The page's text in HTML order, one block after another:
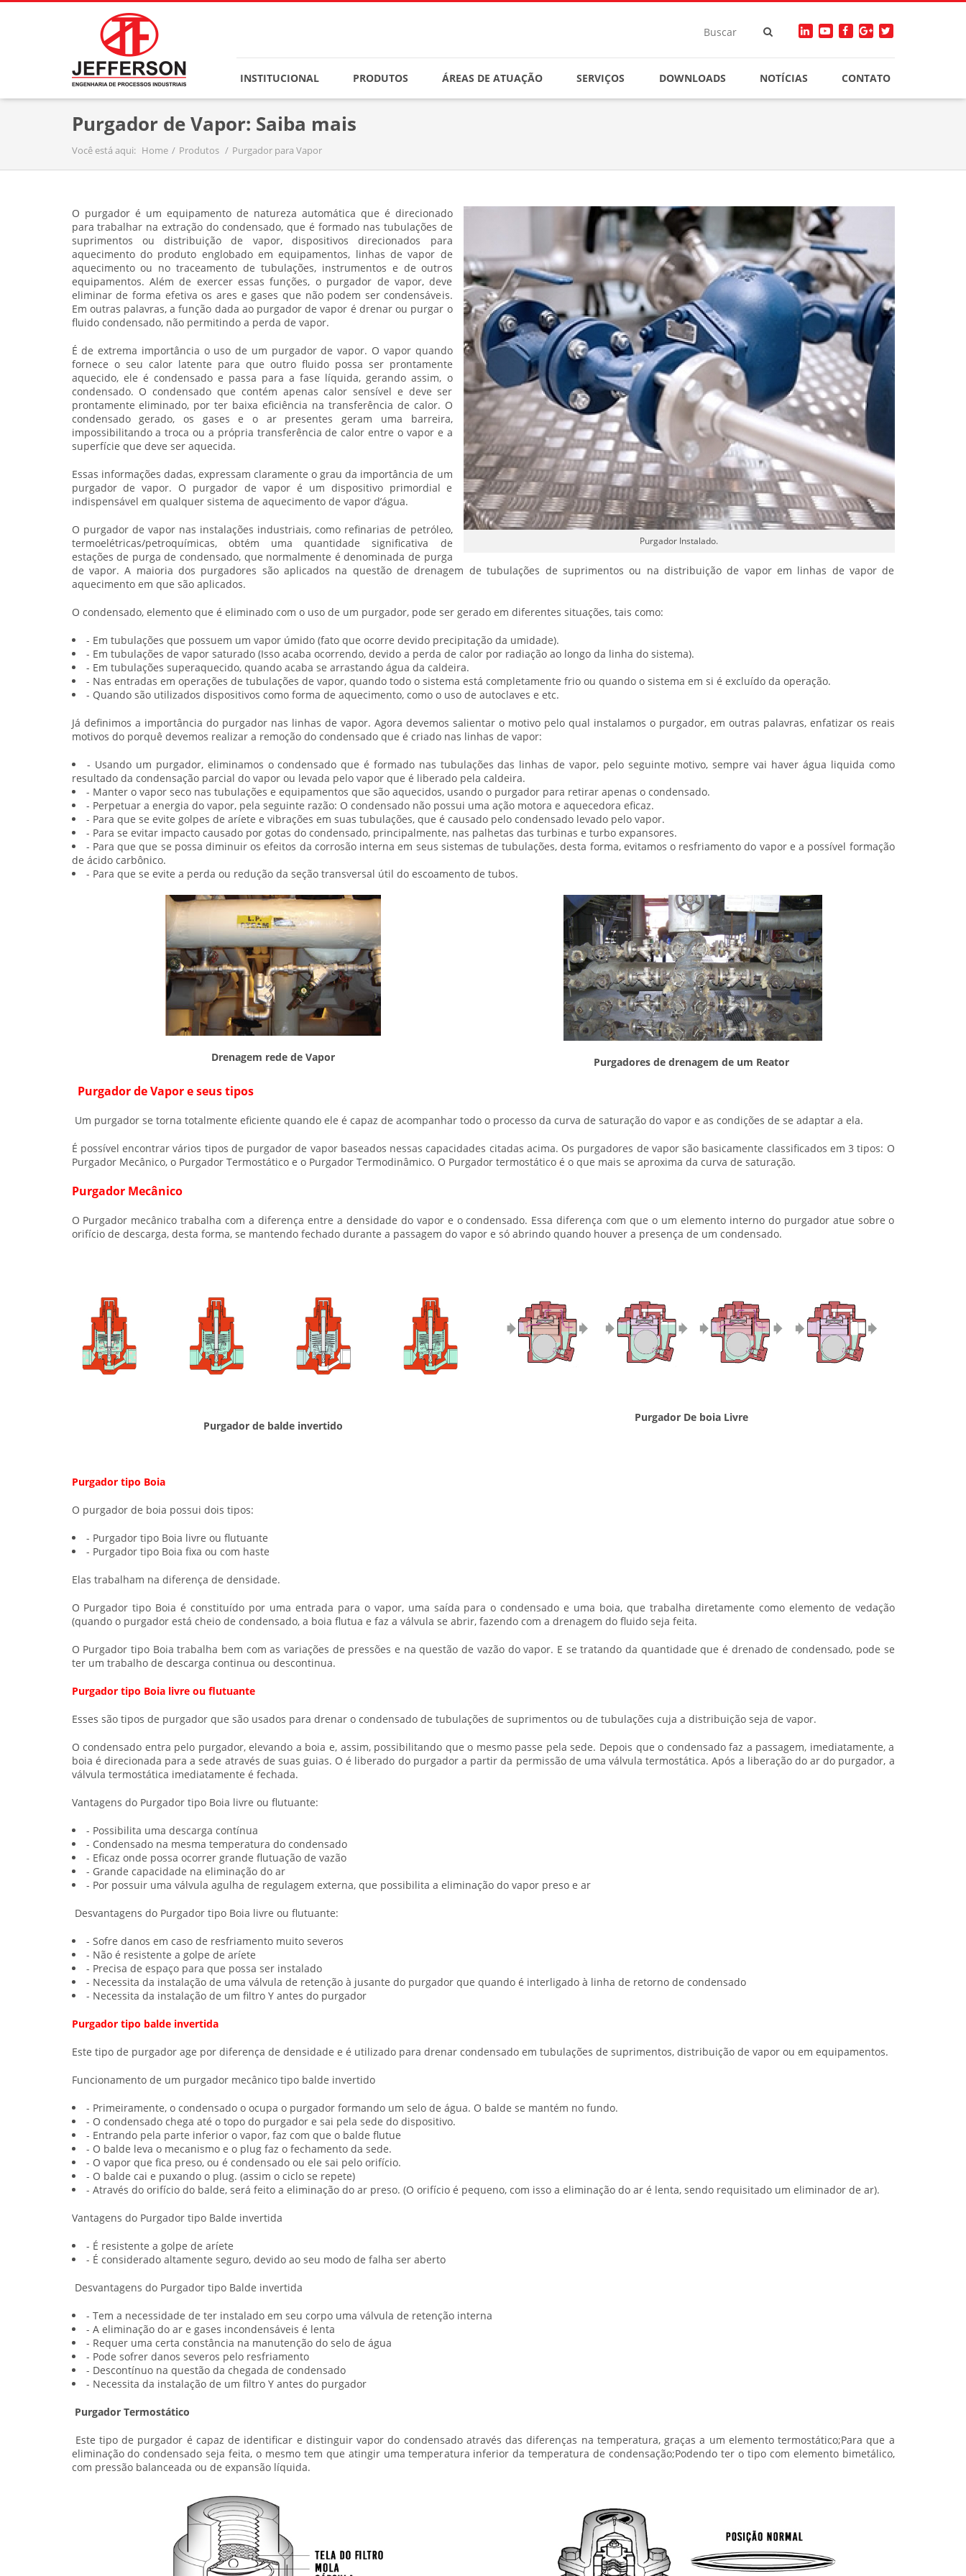
INSTITUCIONAL PRODUTOS ÁREAS DE ATUAÇÃO SERVIÇOS DOWNLOADS NOTÍCIAS CONTATO
Purgador de Vapor: Saiba mais
Você está aqui: Home Produtos Purgador para Vapor
Purgador Instalado.
O purgadoré um equipamento de natureza automática que é direcionado
para trabalhar na extração do condensado, que é formado nas tubulações de
suprimentos ou distribuição de vapor, dispositivos direcionados para
aquecimento do produto englobado em equipamentos, linhas de vapor de
aquecimento ou no traceamento de tubulações, instrumentos e de outros
equipamentos. Além de exercer essas funções, o purgador de vapor, deve
eliminar de forma efetiva os ares e gases que não podem ser condensáveis.
Em outras palavras, a função dada ao purgador de vapor é drenar ou purgar o
fluido condensado, não permitindo a perda de vapor.
É de extrema importância o uso de um purgador de vapor. O vapor quando
fornece o seu calor latente para que outro fluido possa ser prontamente
aquecido, ele é condensado e passa para a fase líquida, gerando assim, o
condensado. O condensado que contém apenas calor sensível e deve ser
prontamente eliminado, por ter baixa eficiência na transferência de calor. O
condensado gerado, os gases e o ar presentes geram uma barreira,
impossibilitando a troca ou a própria transferência de calor entre o vapor e a
superfície que deve ser aquecida.
Essas informações dadas, expressam claramente o grau da importância de um
purgador de vapor. O purgador de vapor é um dispositivo primordial e
indispensável em qualquer sistema de aquecimento de vapor d’água.
O purgador de vapornas instalações industriais, como refinarias de petróleo,
termoelétricas/petroquímicas, obtém uma quantidade significativa de
estações de purga de condensado, que normalmente é denominada de purga
de vapor. A maioria dos purgadores são aplicados na questão de drenagem de tubulações de suprimentos ou na distribuição de vapor em linhas de vapor de
aquecimento em que são aplicados.
O condensado, elemento que é eliminado com o uso de um purgador, pode ser gerado em diferentes situações, tais como:
- Em tubulações que possuem um vapor úmido (fato que ocorre devido precipitação da umidade).
- Em tubulações de vapor saturado (Isso acaba ocorrendo, devido a perda de calor por radiação ao longo da linha do sistema).
- Em tubulações superaquecido, quando acaba se arrastando água da caldeira.
- Nas entradas em operações de tubulações de vapor, quando todo o sistema está completamente frio ou quando o sistema em si é excluído da operação.
- Quando são utilizados dispositivos como forma de aquecimento, como o uso de autoclaves e etc.
Já definimos a importância do purgador nas linhas de vapor. Agora devemos salientar o motivo pelo qual instalamos o purgador, em outras palavras, enfatizar os reais
motivos do porquê devemos realizar a remoção do condensado que é criado nas linhas de vapor:
- Usando um purgador, eliminamos o condensado que é formado nas tubulações das linhas de vapor, pelo seguinte motivo, sempre vai haver água liquida como
resultado da condensação parcial do vapor ou levada pelo vapor que é liberado pela caldeira.
- Manter o vapor seco nas tubulações e equipamentos que são aquecidos, usando o purgador para retirar apenas o condensado.
- Perpetuar a energia do vapor, pela seguinte razão: O condensado não possui uma ação motora e aquecedora eficaz.
- Para que se evite golpes de aríete e vibrações em suas tubulações, que é causado pelo condensado levado pelo vapor.
- Para se evitar impacto causado por gotas do condensado, principalmente, nas palhetas das turbinas e turbo expansores.
- Para que que se possa diminuir os efeitos da corrosão interna em seus sistemas de tubulações, desta forma, evitamos o resfriamento do vapor e a possível formação
de ácido carbônico.
- Para que se evite a perda ou redução da seção transversal útil do escoamento de tubos.
Drenagem rede de Vapor Purgadores de drenagem de um Reator
Purgador de Vapor e seus tipos
Um purgador se torna totalmente eficiente quando ele é capaz de acompanhar todo o processo da curva de saturação do vapor e as condições de se adaptar a ela.
É possível encontrar vários tipos de purgador de vapor baseados nessas capacidades citadas acima. Os purgadores de vapor são basicamente classificados em 3 tipos: O
Purgador Mecânico, o Purgador Termostático e o Purgador Termodinâmico. O Purgador termostático é o que mais se aproxima da curva de saturação.
Purgador Mecânico
O Purgador mecânico trabalha com a diferença entre a densidade do vapor e o condensado. Essa diferença com que o um elemento interno do purgador atue sobre o
orifício de descarga, desta forma, se mantendo fechado durante a passagem do vapor e só abrindo quando houver a presença de um condensado.
Purgador de balde invertido
Purgador De boia Livre
Purgador tipo Boia
O purgadorde boia possui dois tipos:
- Purgadortipo Boia livre ou flutuante
- Purgadortipo Boia fixa ou com haste
Elas trabalham na diferença de densidade.
O Purgador tipo Boia é constituído por uma entrada para o vapor, uma saída para o condensado e uma boia, que trabalha diretamente como elemento de vedação
(quando o purgador está cheio de condensado, a boia flutua e faz a válvula se abrir, fazendo com a drenagem do fluido seja feita.
O Purgador tipo Boia trabalha bem com as variações de pressões e na questão de vazão do vapor. E se tratando da quantidade que é drenado de condensado, pode se
ter um trabalho de descarga continua ou descontinua.
Purgador tipo Boia livre ou flutuante
Esses são tipos de purgador que são usados para drenar o condensado de tubulações de suprimentos ou de tubulações cuja a distribuição seja de vapor.
O condensado entra pelo purgador, elevando a boia e, assim, possibilitando que o mesmo passe pela sede. Depois que o condensado faz a passagem, imediatamente, a
boia é direcionada para a sede através de suas guias. O é liberado do purgadora partir da permissão de uma válvula termostática. Após a liberação do ar do purgador, a
válvula termostática imediatamente é fechada.
Vantagens do Purgadortipo Boia livre ou flutuante:
- Possibilita uma descarga contínua
- Condensado na mesma temperatura do condensado
- Eficaz onde possa ocorrer grande flutuação de vazão
- Grande capacidade na eliminação do ar
- Por possuir uma válvula agulha de regulagem externa, que possibilita a eliminação do vapor preso e ar
Desvantagens do Purgadortipo Boia livre ou flutuante:
- Sofre danos em caso de resfriamento muito severos
- Não é resistente a golpe de aríete
- Precisa de espaço para que possa ser instalado
- Necessita da instalação de uma válvula de retenção à jusante do purgador que quando é interligado à linha de retorno de condensado
- Necessita da instalação de um filtro Y antes do purgador
Purgador tipo balde invertida
Este tipo de purgador age por diferença de densidade e é utilizado para drenar condensado em tubulações de suprimentos, distribuição de vapor ou em equipamentos.
Funcionamento de um purgadormecânico tipo balde invertido
- Primeiramente, o condensado o ocupa o purgador formando um selo de água. O balde se mantém no fundo.
- O condensado chega até o topo do purgador e sai pela sede do dispositivo.
- Entrando pela parte inferior o vapor, faz com que o balde flutue
- O balde leva o mecanismo e o plug faz o fechamento da sede.
- O vapor que fica preso, ou é condensado ou ele sai pelo orifício.
- O balde cai e puxando o plug. (assim o ciclo se repete)
- Através do orifício do balde, será feito a eliminação do ar preso. (O orifício é pequeno, com isso a eliminação do ar é lenta, sendo requisitado um eliminador de ar).
Vantagens do Purgadortipo Balde invertida
- É resistente a golpe de aríete
- É considerado altamente seguro, devido ao seu modo de falha ser aberto
Desvantagens do Purgador tipo Balde invertida
- Tem a necessidade de ter instalado em seu corpo uma válvula de retenção interna
- A eliminação do ar e gases incondensáveis é lenta
- Requer uma certa constância na manutenção do selo de água
- Pode sofrer danos severos pelo resfriamento
- Descontínuo na questão da chegada de condensado
- Necessita da instalação de um filtro Y antes do purgador
Purgador Termostático
Este tipo de purgador é capaz de identificar e distinguir vapor do condensado através das diferenças na temperatura, graças a um elemento termostático;Para que a
eliminação do condensado seja feita, o mesmo tem que atingir uma temperatura inferior da temperatura de condensação;Podendo ter o tipo com elemento bimetálico,
com pressão balanceada ou de expansão líquida.